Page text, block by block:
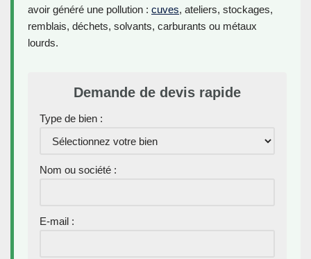
avoir généré une pollution : cuves, ateliers, stockages,
remblais, déchets, solvants, carburants ou métaux
lourds.
Demande de devis rapide
Type de bien :
Nom ou société :
E-mail :